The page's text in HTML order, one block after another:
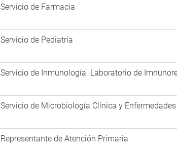
Servicio de Farmacia
Servicio de Pediatría
Servicio de Inmunología. Laboratorio de
Servicio de Microbiología Clínica y
Representante de Atención Primaria